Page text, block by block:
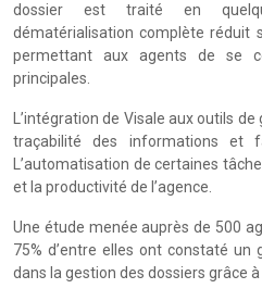
dossier est traité en
dématérialisation complète réduit
permettant aux agents de se
principales.
L’intégration de Visale aux outils
traçabilité des informations et
L’automatisation de certaines
et la productivité de l’agence.
Une étude menée auprès de 500
75% d’entre elles ont constaté
dans la gestion des dossiers grâce à